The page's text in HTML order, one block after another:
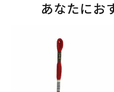
あなたにお